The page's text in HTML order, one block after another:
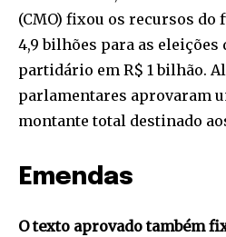
(CMO) fixou os recursos do
4,9 bilhões para as eleições
partidário em R$ 1 bilhão.
parlamentares aprovaram
montante total destinado
Emendas
O texto aprovado também